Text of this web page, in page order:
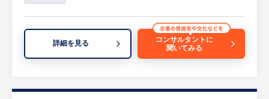
・通信設備：PBX工事、電話設備工事、構内
PHS工事、放送設備工事、LAN工事等を、公
イングマネージャーとして下記営業業務をお
・提案資料作成
詳細を見る
コンサルタントに
聞いてみる